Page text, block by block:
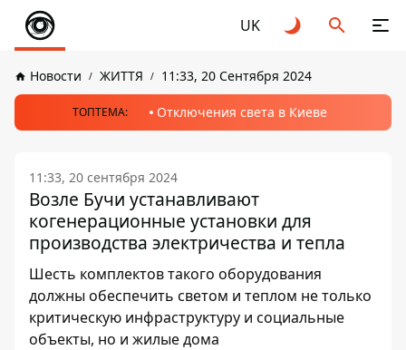
UK
Новости ЖИТТЯ 11:33, 20 Сентября 2024
ТОПТЕМА: Отключения света в Киеве
11:33, 20 сентября 2024
Возле Бучи устанавливают
когенерационные установки для
производства электричества и тепла
Шесть комплектов такого оборудования
должны обеспечить светом и теплом не только
критическую инфраструктуру и социальные
объекты, но и жилые дома